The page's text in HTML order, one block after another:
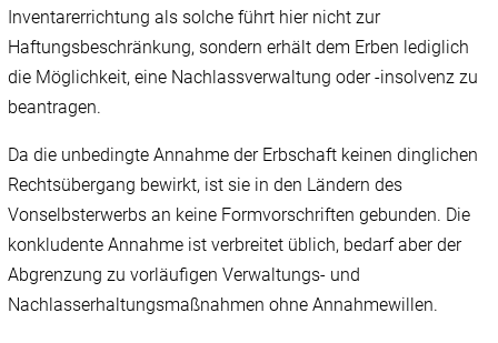
Inventarerrichtung als solche führt hier nicht zur
Haftungsbeschränkung, sondern erhält dem Erben lediglich
die Möglichkeit, eine Nachlassverwaltung oder ‑insolvenz zu
beantragen.
Da die unbedingte Annahme der Erbschaft keinen dinglichen
Rechtsübergang bewirkt, ist sie in den Ländern des
Vonselbsterwerbs an keine Formvorschriften gebunden. Die
konkludente Annahme ist verbreitet üblich, bedarf aber der
Abgrenzung zu vorläufigen Verwaltungs- und
Nachlasserhaltungsmaßnahmen ohne Annahmewillen.